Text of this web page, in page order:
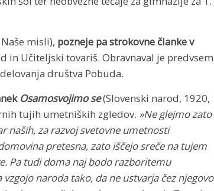
misli), pozneje pa strokovne članke v
in Učiteljski tovariš. Obravnaval je predvsem
društva Pobuda.
Osamosvojimo se(Slovenski narod, 1920,
tujih umetniških zgledov. »Ne glejmo zato
naših, za razvoj svetovne umetnosti
pretesna, zato iščejo sreče na tujem
Pa tudi doma naj bodo razboritemu
naroda tako, da ne ustvarja čez njegovo